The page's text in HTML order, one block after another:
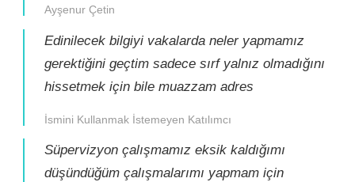
Ayşenur Çetin
Edinilecek bilgiyi vakalarda neler yapmamız
gerektiğini geçtim sadece sırf yalnız olmadığını
hissetmek için bile muazzam adres
İsmini Kullanmak İstemeyen Katılımcı
Süpervizyon çalışmamız eksik kaldığımı
düşündüğüm çalışmalarımı yapmam için